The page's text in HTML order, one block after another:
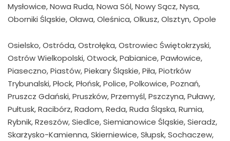
Mysłowice, Nowa Ruda, Nowa Sól, Nowy Sącz, Nysa,
Oborniki Śląskie, Oława, Oleśnica, Olkusz, Olsztyn, Opole
Osielsko, Ostróda, Ostrołęka, Ostrowiec Świętokrzyski,
Ostrów Wielkopolski, Otwock, Pabianice, Pawłowice,
Piaseczno, Piastów, Piekary Śląskie, Piła, Piotrków
Trybunalski, Płock, Płońsk, Police, Polkowice, Poznań,
Pruszcz Gdański, Pruszków, Przemyśl, Pszczyna, Puławy,
Pułtusk, Racibórz, Radom, Reda, Ruda Śląska, Rumia,
Rybnik, Rzeszów, Siedlce, Siemianowice Śląskie, Sieradz,
Skarżysko-Kamienna, Skierniewice, Słupsk, Sochaczew,